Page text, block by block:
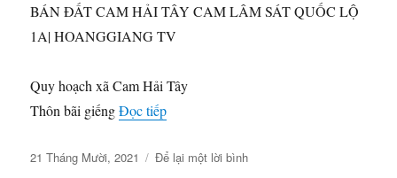
BÁN ĐẤT CAM HẢI TÂY CAM LÂM SÁT QUỐC LỘ
1A| HOANGGIANG TV
Quy hoạch xã Cam Hải Tây
Thôn bãi giếngĐọc tiếp“BÁN ĐẤT CAM HẢI TÂY CAM
Đăng
21 Tháng Mười, 2021 Để lại một lời bìnhở